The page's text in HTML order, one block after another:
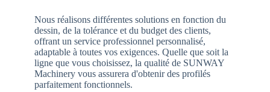
Nous réalisons différentes solutions en fonction du
dessin, de la tolérance et du budget des clients,
offrant un service professionnel personnalisé,
adaptable à toutes vos exigences. Quelle que soit la
ligne que vous choisissez, la qualité de SUNWAY
Machinery vous assurera d'obtenir des profilés
parfaitement fonctionnels.